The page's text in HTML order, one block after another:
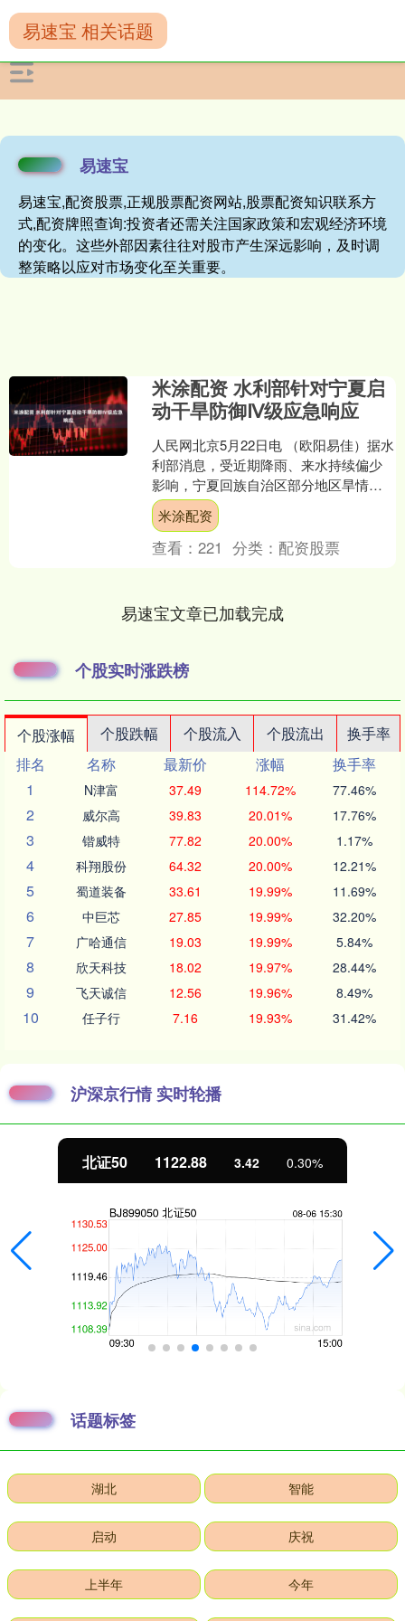
易速宝
易速宝,配资股票,正规股票配资网站,股票配资知识联系方
式,配资牌照查询:投资者还需关注国家政策和宏观经济环境
的变化。这些外部因素往往对股市产生深远影响，及时调
整策略以应对市场变化至关重要。
易速宝 相关话题
米涂配资 水利部针对宁夏启
动干旱防御Ⅳ级应急响应
人民网北京5月22日电 （欧阳易佳）据水
利部消息，受近期降雨、来水持续偏少
影响，宁夏回族自治区部分地区旱情持
续发展。根据《水利部水旱灾害防御应
急响应工作规程》，....
米涂配资
查看：221 分类： 配资股票
易速宝文章已加载完成
个股实时涨跌榜
个股涨幅 个股跌幅 个股流入 个股流出
换手率
排名
名称 最新价 涨幅
换手率
1
N津富 37.49 114.72% 77.46%
2 威尔高 39.83 20.01% 17.76%
3 锴威特 77.82 20.00% 1.17%
4 科翔股份 64.32 20.00% 12.21%
5 蜀道装备 33.61 19.99% 11.69%
6 中巨芯 27.85 19.99% 32.20%
7 广哈通信 19.03 19.99% 5.84%
8 欣天科技 18.02 19.97% 28.44%
9 飞天诚信 12.56 19.96% 8.49%
10 任子行 7.16 19.93% 31.42%
沪深京行情 实时轮播
北证50 1122.88 3.42 0.30%
话题标签
湖北 智能
启动 庆祝
上半年 今年